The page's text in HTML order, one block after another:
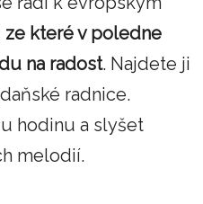
ze které v poledne
na radost. Najdete ji
radnice.
hodinu a slyšet
melodií.